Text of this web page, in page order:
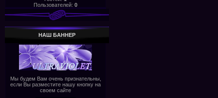
Пользователей: 0
НАШ БАHHЕР
Мы будем Вам очень признательны,
если Вы разместите нашу кнопку на
своем сайте